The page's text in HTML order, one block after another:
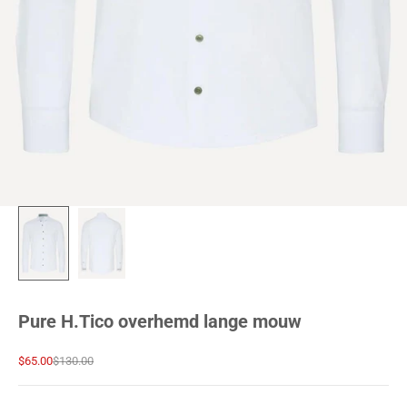
Pure H.Tico overhemd lange mouw
Sale prijs
$65.00Normale prijs
$130.00